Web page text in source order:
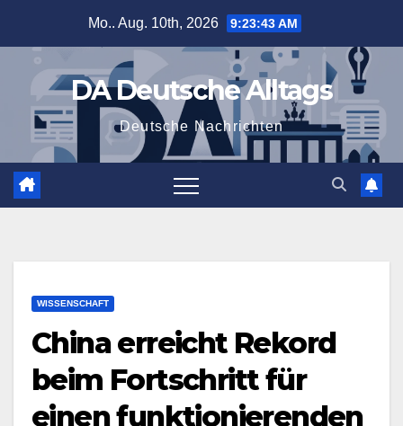
Mo.. Aug. 10th, 2026 9:23:44 AM
DA Deutsche Alltags
Deutsche Nachrichten
WISSENSCHAFT
China erreicht Rekord
beim Fortschritt für
einen funktionierenden